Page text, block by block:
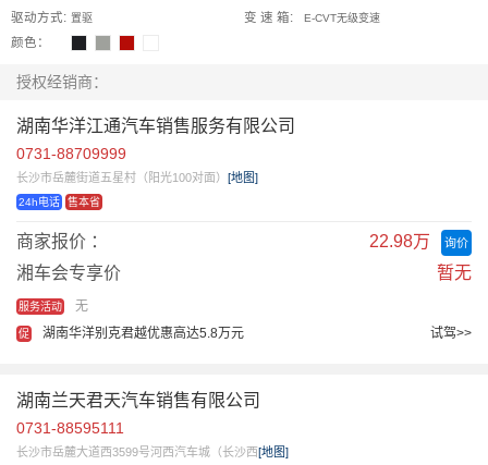
驱动方式: 置驱 变 速 箱: E-CVT无级变速
颜色：
授权经销商：
湖南华洋江通汽车销售服务有限公司
0731-88709999
长沙市岳麓街道五星村（阳光100对面） [地图]
24h电话 售本省
商家报价 ： 询价
22.98万
湘车会专享价
暂无
服务活动 无
促 湖南华洋别克君越优惠高达5.8万元 试驾>>
湖南兰天君天汽车销售有限公司
0731-88595111
长沙市岳麓大道西3599号河西汽车城（长沙西[地图]